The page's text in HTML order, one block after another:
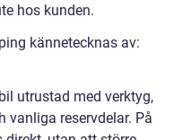
hos kunden.
kännetecknas av:
utrustad med verktyg,
vanliga reservdelar. På